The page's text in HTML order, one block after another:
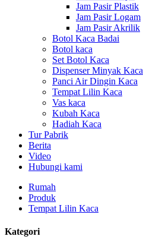
Jam Pasir Plastik
Jam Pasir Logam
Jam Pasir Akrilik
Botol Kaca Badai
Botol kaca
Set Botol Kaca
Dispenser Minyak Kaca
Panci Air Dingin Kaca
Tempat Lilin Kaca
Vas kaca
Kubah Kaca
Hadiah Kaca
Tur Pabrik
Berita
Video
Hubungi kami
Rumah
Produk
Tempat Lilin Kaca
Kategori